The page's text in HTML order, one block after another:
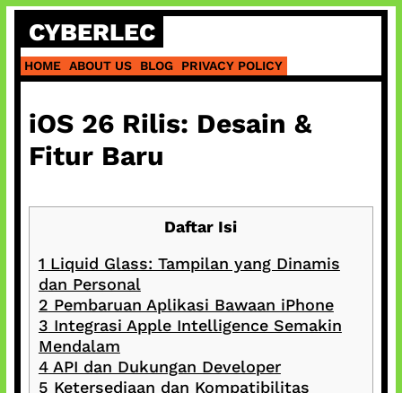
Skip
content
CYBERLEC
HOME ABOUT US BLOG PRIVACY POLICY
iOS 26 Rilis: Desain &
Fitur Baru
Daftar Isi
1 Liquid Glass: Tampilan yang Dinamis
dan Personal
2 Pembaruan Aplikasi Bawaan iPhone
3 Integrasi Apple Intelligence Semakin
Mendalam
4API dan Dukungan Developer
5 Ketersediaan dan Kompatibilitas